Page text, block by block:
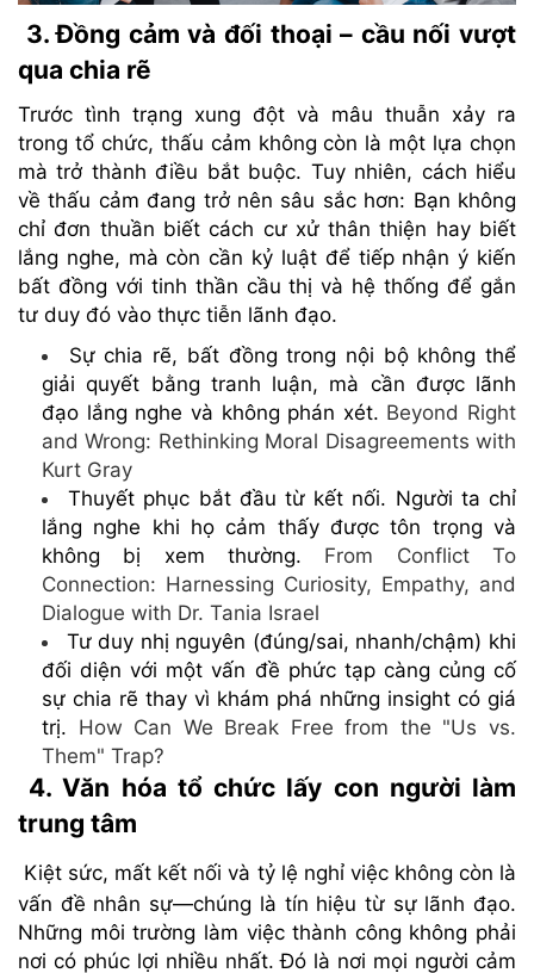
3. Đồng cảm và đối thoại – cầu nối vượt
qua chia rẽ
Trước tình trạng xung đột và mâu thuẫn xảy ra
trong tổ chức, thấu cảm không còn là một lựa chọn
mà trở thành điều bắt buộc. Tuy nhiên, cách hiểu
về thấu cảm đang trở nên sâu sắc hơn: Bạn không
chỉ đơn thuần biết cách cư xử thân thiện hay biết
lắng nghe, mà còn cần kỷ luật để tiếp nhận ý kiến
bất đồng với tinh thần cầu thị và hệ thống để gắn
tư duy đó vào thực tiễn lãnh đạo.
Sự chia rẽ, bất đồng trong nội bộ không thể
giải quyết bằng tranh luận, mà cần được lãnh
đạo lắng nghe và không phán xét. Beyond Right
and Wrong: Rethinking Moral Disagreements with
Kurt Gray
Thuyết phục bắt đầu từ kết nối. Người ta chỉ
lắng nghe khi họ cảm thấy được tôn trọng và
không bị xem thường. From Conflict To
Connection: Harnessing Curiosity, Empathy, and
Dialogue with Dr. Tania Israel
Tư duy nhị nguyên (đúng/sai, nhanh/chậm) khi
đối diện với một vấn đề phức tạp càng củng cố
sự chia rẽ thay vì khám phá những insight có giá
trị. How Can We Break Free from the "Us vs.
Them" Trap?
4. Văn hóa tổ chức lấy con người làm
trung tâm
Kiệt sức, mất kết nối và tỷ lệ nghỉ việc không còn là
vấn đề nhân sự—chúng là tín hiệu từ sự lãnh đạo.
Những môi trường làm việc thành công không phải
nơi có phúc lợi nhiều nhất. Đó là nơi mọi người cảm